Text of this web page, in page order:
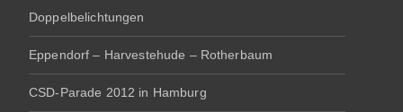
Doppelbelichtungen
Eppendorf – Harvestehude – Rotherbaum
CSD-Parade 2012 in Hamburg